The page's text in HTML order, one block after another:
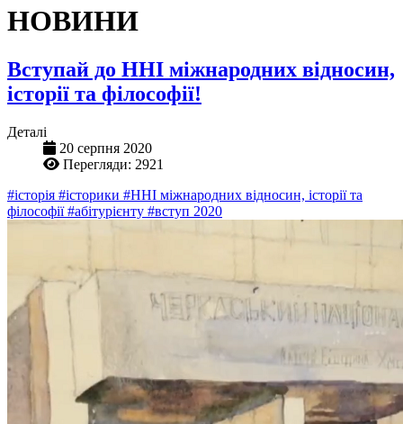
НОВИНИ
Вступай до ННІ міжнародних відносин,
історії та філософії!
Деталі
20 серпня 2020
Перегляди: 2921
#історія #історики #ННІ міжнародних відносин, історії та
філософії#абітурієнту #вступ 2020